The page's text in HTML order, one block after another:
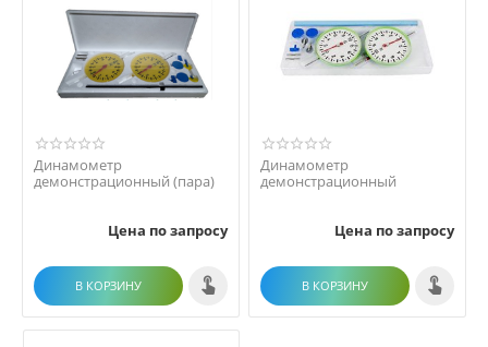
Динамометр
демонстрационный (пара)
Цена по запросу
В КОРЗИНУ
Динамометр
демонстрационный
Цена по запросу
В КОРЗИНУ